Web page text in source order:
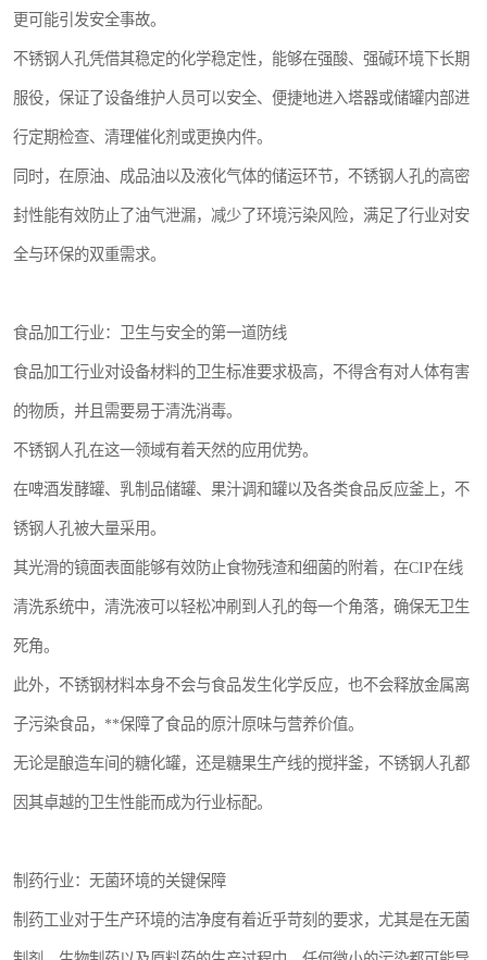
更可能引发安全事故。
不锈钢人孔凭借其稳定的化学稳定性，能够在强酸、强碱环境下长期
服役，保证了设备维护人员可以安全、便捷地进入塔器或储罐内部进
行定期检查、清理催化剂或更换内件。
同时，在原油、成品油以及液化气体的储运环节，不锈钢人孔的高密
封性能有效防止了油气泄漏，减少了环境污染风险，满足了行业对安
全与环保的双重需求。
食品加工行业：卫生与安全的第一道防线
食品加工行业对设备材料的卫生标准要求极高，不得含有对人体有害
的物质，并且需要易于清洗消毒。
不锈钢人孔在这一领域有着天然的应用优势。
在啤酒发酵罐、乳制品储罐、果汁调和罐以及各类食品反应釜上，不
锈钢人孔被大量采用。
其光滑的镜面表面能够有效防止食物残渣和细菌的附着，在CIP在线
清洗系统中，清洗液可以轻松冲刷到人孔的每一个角落，确保无卫生
死角。
此外，不锈钢材料本身不会与食品发生化学反应，也不会释放金属离
子污染食品，**保障了食品的原汁原味与营养价值。
无论是酿造车间的糖化罐，还是糖果生产线的搅拌釜，不锈钢人孔都
因其卓越的卫生性能而成为行业标配。
制药行业：无菌环境的关键保障
制药工业对于生产环境的洁净度有着近乎苛刻的要求，尤其是在无菌